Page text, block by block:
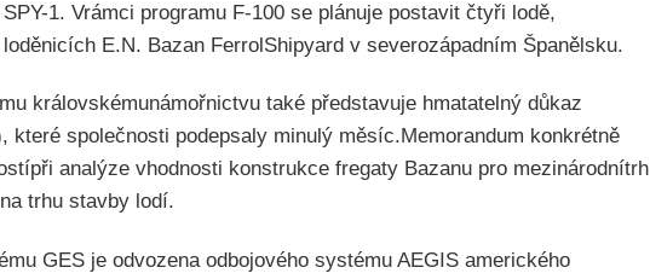
1. Vrámci programu F-100 se plánuje postavit čtyři lodě,
E.N. Bazan FerrolShipyard v severozápadním Španělsku.
královskémunámořnictvu také představuje hmatatelný důkaz
které společnosti podepsaly minulý měsíc.Memorandum konkrétně
analýze vhodnosti konstrukce fregaty Bazanu pro mezinárodnítrh
trhu stavby lodí.
GES je odvozena odbojového systému AEGIS amerického